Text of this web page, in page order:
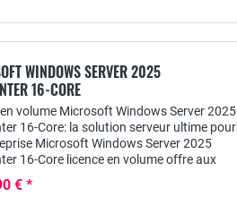
WINDOWS SERVER 2025
16-CORE
volume Microsoft Windows Server 2025
16-Core: la solution serveur ultime pour
Microsoft Windows Server 2025
16-Core licence en volume offre aux
€ *